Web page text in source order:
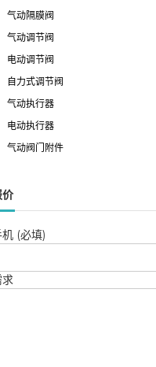
气动隔膜阀
气动调节阀
电动调节阀
自力式调节阀
气动执行器
电动执行器
气动阀门附件
价
机 (必填)
求